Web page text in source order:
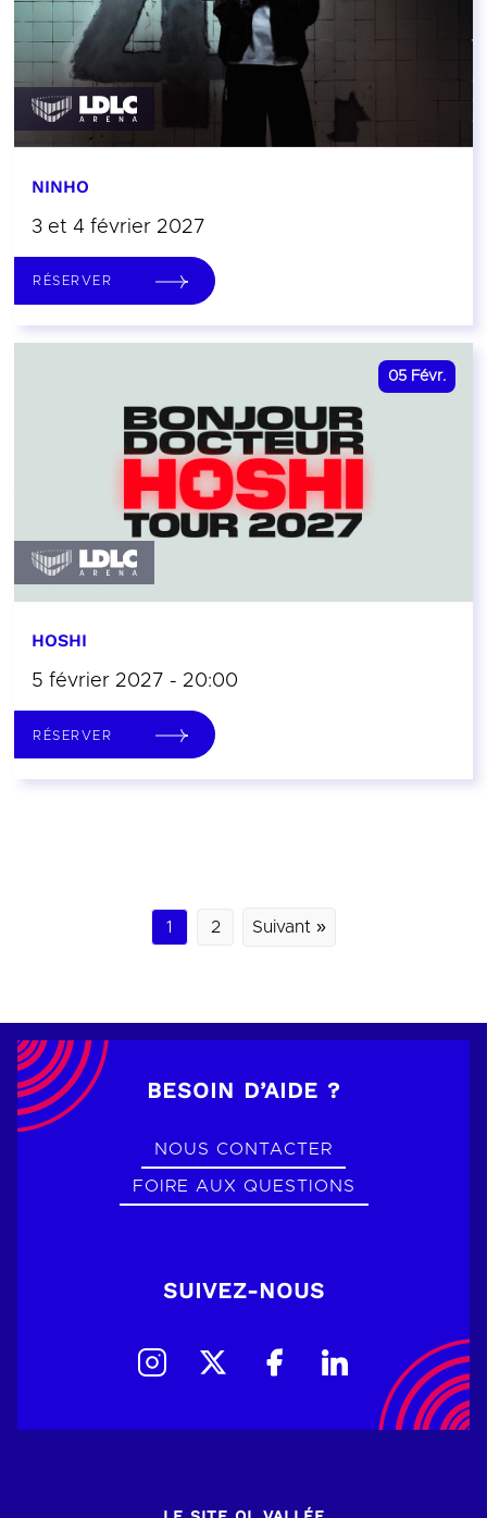
NINHO
3 et 4 février 2027
RÉSERVER
05 Févr.
HOSHI
5 février 2027 - 20:00
RÉSERVER
1 2 Suivant »
BESOIN D’AIDE ?
NOUS CONTACTER
FOIRE AUX QUESTIONS
SUIVEZ-NOUS